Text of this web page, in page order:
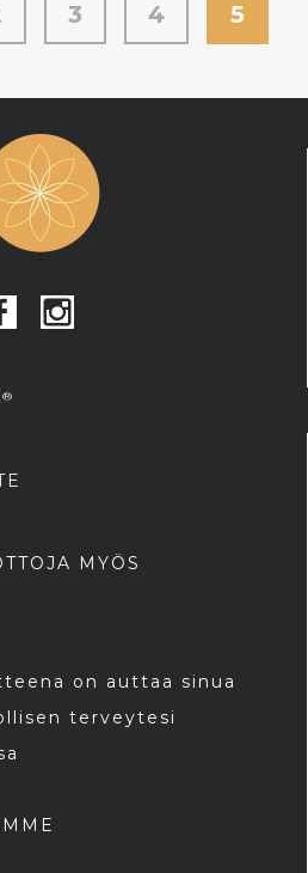
3 4 5
MYÖS
on auttaa sinua
terveytesi